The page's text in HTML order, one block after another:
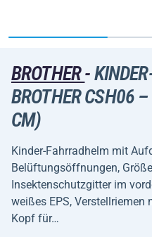
BROTHER-
BROTHER CSH06 –
M)
Kinder-Fahrradhelm mit
Belüftungsöffnungen,
Insektenschutzgitter im
weißes EPS, Verstellriemen
Kopf für…